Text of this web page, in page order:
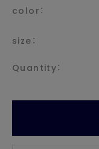
color：
size：